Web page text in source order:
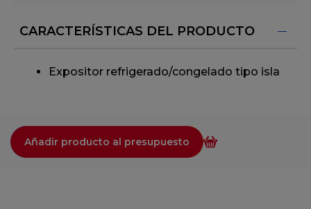
CARACTERÍSTICAS DEL PRODUCTO
Expositor refrigerado/congelado tipo isla
Añadir producto al presupuesto